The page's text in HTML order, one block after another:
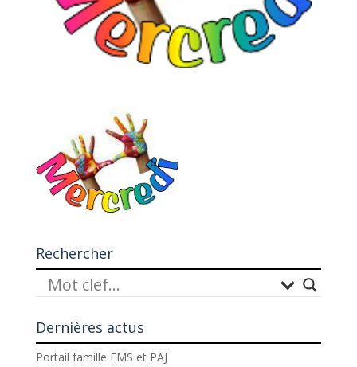
Rechercher
Dernières actus
Portail famille EMS et PAJ